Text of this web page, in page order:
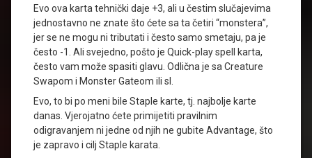
Evo ova karta tehnički daje +3, ali u čestim slučajevima
jednostavno ne znate što ćete sa ta četiri “monstera”,
jer se ne mogu ni tributati i često samo smetaju, pa je
često -1. Ali svejedno, pošto je Quick-play spell karta,
često vam može spasiti glavu. Odlična je sa Creature
Swapom i Monster Gateom ili sl.
Evo, to bi po meni bile Staple karte, tj. najbolje karte
danas. Vjerojatno ćete primijetiti pravilnim
odigravanjem ni jedne od njih ne gubite Advantage, što
je zapravo i cilj Staple karata.